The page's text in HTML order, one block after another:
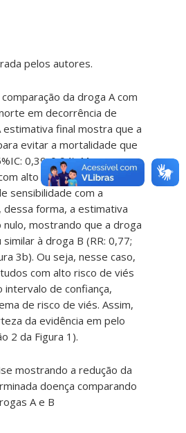
pelos autores.
comparação da droga A com
em decorrência de
estimativa final mostra que a
evitar a mortalidade que
0,39-0,94). Mas, como
alto risco de viés (4 e 5),
sensibilidade com a
forma, a estimativa
mostrando que a droga
à droga B (RR: 0,77;
3b). Ou seja, nesse caso,
com alto risco de viés
intervalo de confiança,
de risco de viés. Assim,
da evidência em pelo
2 da Figura 1).
mostrando a redução da
doença comparando
A e B